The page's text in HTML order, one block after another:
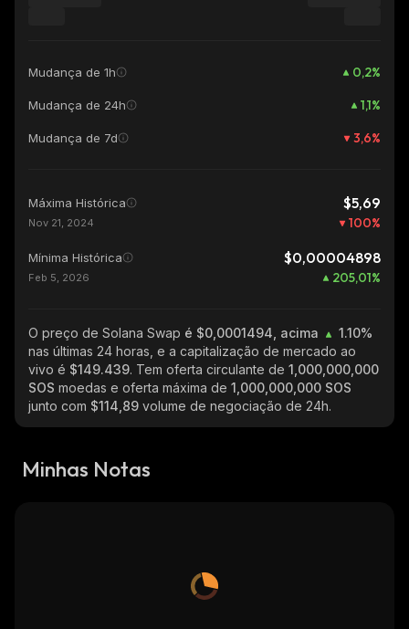
Mudança de 1h 0,2%
Mudança de 24h 1,1%
Mudança de 7d 3,6%
Máxima Histórica $5,69
Nov 21, 2024 100%
Mínima Histórica $0,00004898
Feb 5, 2026 205,01%
O preço de Solana Swap é $0,0001494, acima
1.10%
nas últimas 24 horas, e a capitalização de mercado ao
vivo é $149.439. Tem oferta circulante de 1,000,000,000
SOS moedas e oferta máxima de 1,000,000,000 SOS
junto com $114,89 volume de negociação de 24h.
Minhas Notas